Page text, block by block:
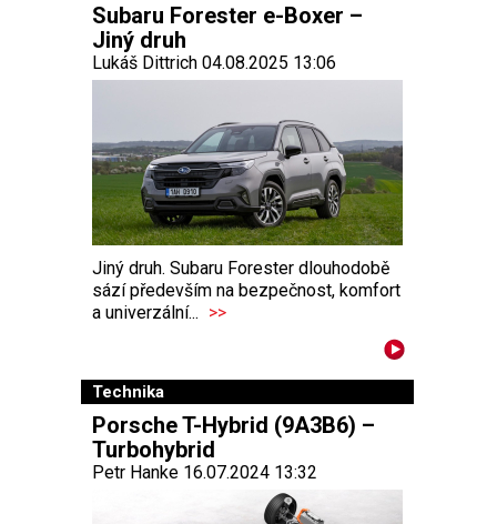
Subaru Forester e-Boxer –
Jiný druh
Lukáš Dittrich 04.08.2025 13:06
Jiný druh. Subaru Forester dlouhodobě
sází především na bezpečnost, komfort
a univerzální... >>
Technika
Porsche T-Hybrid (9A3B6) –
Turbohybrid
Petr Hanke 16.07.2024 13:32